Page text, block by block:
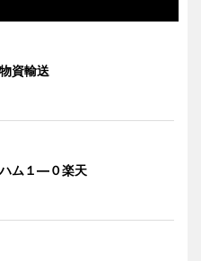
資輸送
ム１―０楽天